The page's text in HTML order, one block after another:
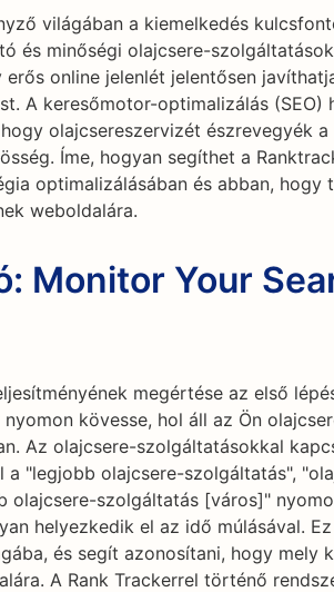
világában a kiemelkedés
és minőségi olajcsere-
online jelenlét jelentősen
A keresőmotor-optimalizálás (SEO)
olajcsereszervizét észrevegyék
Íme, hogyan segíthet a
optimalizálásában és abban,
weboldalára.
Monitor Your
megértése az első
kövesse, hol áll az Ön
Az olajcsere-szolgáltatásokkal
a "legjobb olajcsere-szolgáltatás",
olajcsere-szolgáltatás [város]"
helyezkedik el az idő múlásával.
és segít azonosítani, hogy mely
A Rank Trackerrel történő